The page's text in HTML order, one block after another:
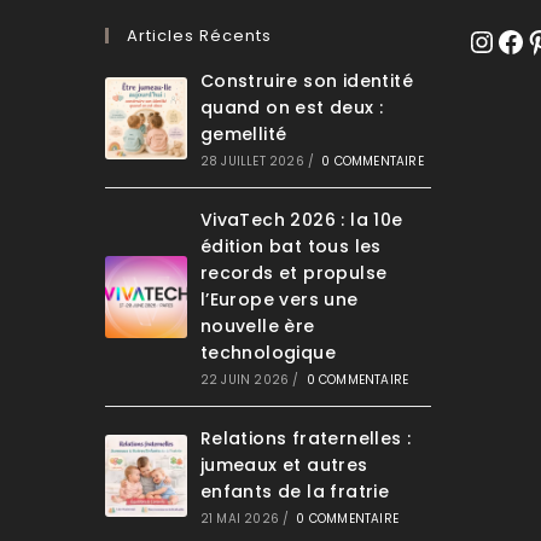
Articles Récents
Construire son identité
quand on est deux :
gemellité
28 JUILLET 2026 / 0 COMMENTAIRE
VivaTech 2026 : la 10e
édition bat tous les
records et propulse
l’Europe vers une
nouvelle ère
technologique
22 JUIN 2026 / 0 COMMENTAIRE
Relations fraternelles :
jumeaux et autres
enfants de la fratrie
21 MAI 2026 / 0 COMMENTAIRE